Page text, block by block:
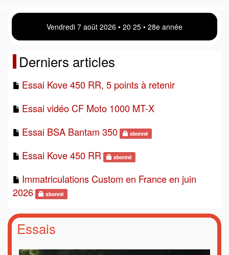
Vendredi 7 août 2026 • 20 25 • 28e année
Derniers articles
Essai Kove 450 RR, 5 points à retenir
Essai vidéo CF Moto 1000 MT-X
Essai BSA Bantam 350
abonné
Essai Kove 450 RR abonné
Immatriculations Custom en France en juin
2026
abonné
Essais